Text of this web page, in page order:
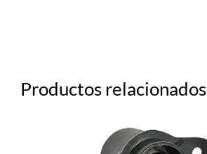
Productos relacionados